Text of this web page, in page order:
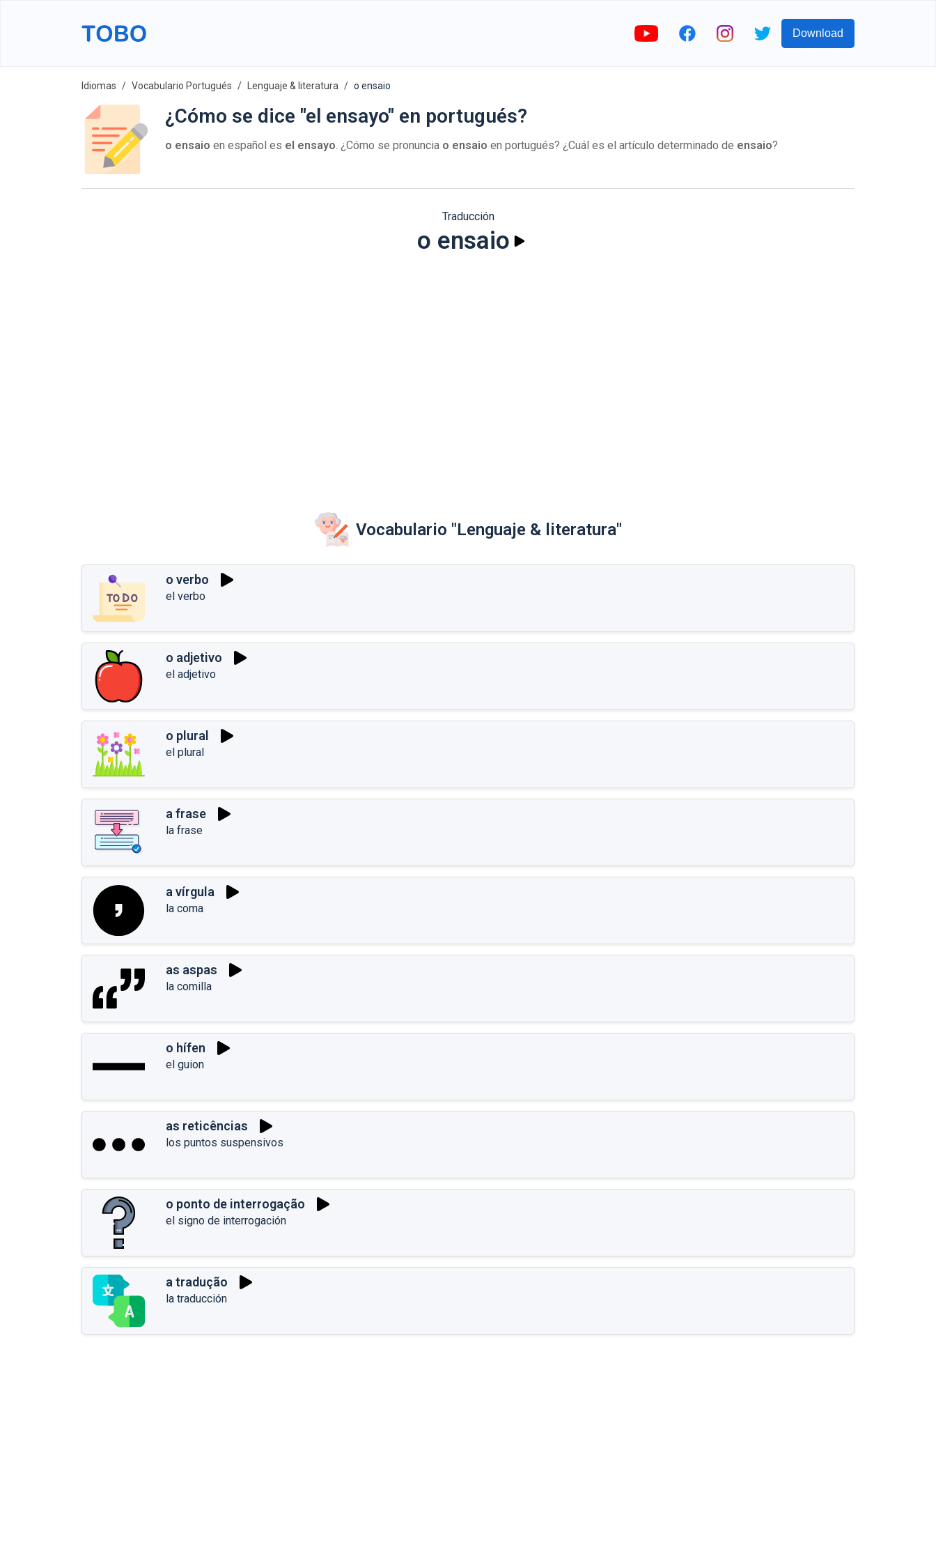
Download
Idiomas Vocabulario Portugués Lenguaje & literatura o ensaio
¿Cómo se dice "el ensayo" en portugués?
o ensaio en español es el ensayo. ¿Cómo se pronuncia o ensaio en portugués? ¿Cuál es el artículo determinado de ensaio?
Traducción
o ensaio
Vocabulario "Lenguaje & literatura"
o verbo
el verbo
o adjetivo
el adjetivo
o plural
el plural
a frase
la frase
a vírgula
la coma
as aspas
la comilla
o hífen
el guion
as reticências
los puntos suspensivos
o ponto de interrogação
el signo de interrogación
a tradução
la traducción